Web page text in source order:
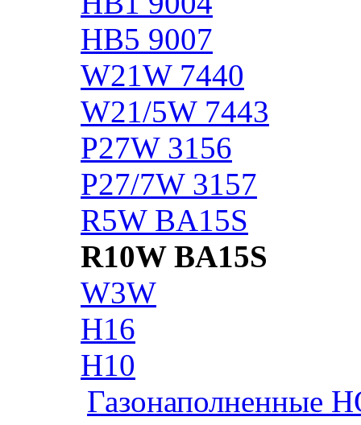
HB5 9007
W21W 7440
W21/5W 7443
P27W 3156
P27/7W 3157
R5W BA15S
R10W BA15S
W3W
H16
H10
Газонаполненные